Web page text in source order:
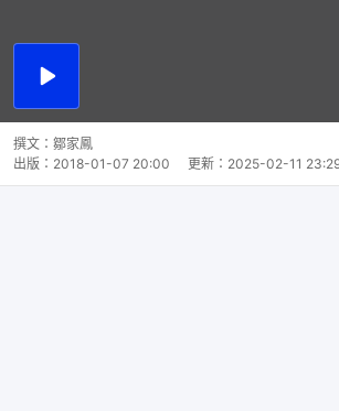
播
撰文： 鄒家鳳
出版： 2018-01-07 20:00 更新： 2025-02-11